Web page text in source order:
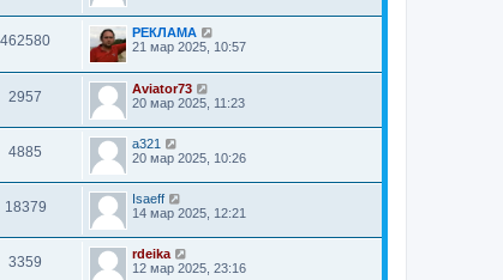
462580
РЕКЛАМА
21 мар 2025, 10:57
2957
Aviator73
20 мар 2025, 11:23
4885
a321
20 мар 2025, 10:26
18379
Isaeff
14 мар 2025, 12:21
3359
rdeika
12 мар 2025, 23:16